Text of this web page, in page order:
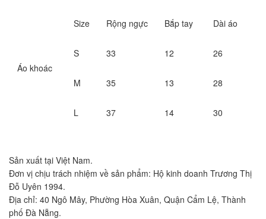
Áo khoác
Size Rộng ngực Bắp tay Dài áo
S 33 12 26
M 35 13 28
L 37 14 30
Sản xuất tại Việt Nam.
Đơn vị chịu trách nhiệm về sản phẩm: Hộ kinh doanh Trương Thị
Đỗ Uyên 1994.
Địa chỉ: 40 Ngô Mây, Phường Hòa Xuân, Quận Cẩm Lệ, Thành
phố Đà Nẵng.